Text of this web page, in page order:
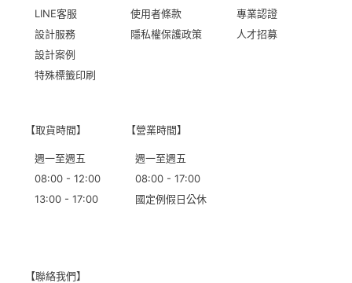
LINE客服
設計服務
設計案例
特殊標籤印刷
使用者條款
隱私權保護政策
專業認證
人才招募
【取貨時間】
週一至週五
08:00 - 12:00
13:00 - 17:00
【營業時間】
週一至週五
08:00 - 17:00
國定例假日公休
【聯絡我們】